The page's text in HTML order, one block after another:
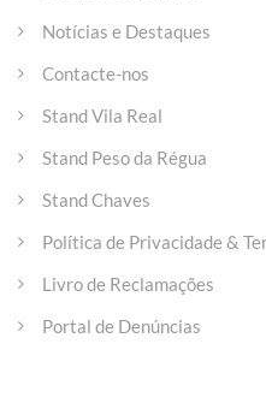
Notícias e Destaques
Contacte-nos
Stand Vila Real
Stand Peso da Régua
Stand Chaves
Política de Privacidade &
Livro de Reclamações
Portal de Denúncias